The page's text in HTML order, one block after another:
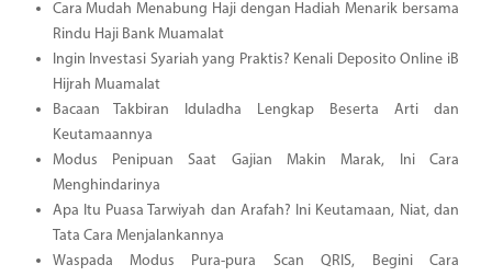
Cara Mudah Menabung Haji dengan Hadiah Menarik bersama
Rindu Haji Bank Muamalat
Ingin Investasi Syariah yang Praktis? Kenali Deposito Online iB
Hijrah Muamalat
Bacaan Takbiran Iduladha Lengkap Beserta Arti dan
Keutamaannya
Modus Penipuan Saat Gajian Makin Marak, Ini Cara
Menghindarinya
Apa Itu Puasa Tarwiyah dan Arafah? Ini Keutamaan, Niat, dan
Tata Cara Menjalankannya
Waspada Modus Pura-pura Scan QRIS, Begini Cara